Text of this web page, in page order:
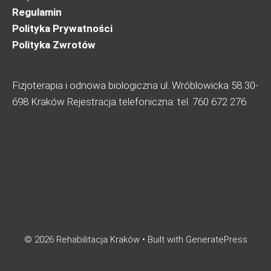
Regulamin
Polityka Prywatności
Polityka Zwrotów
Fizjoterapia i odnowa biologiczna ul. Wróblowicka 58 30-
698 Kraków Rejestracja telefoniczna: tel. 760 672 276
© 2026 Rehabilitacja Kraków• Built with GeneratePress